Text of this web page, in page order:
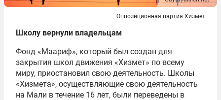
Оппозиционная партия Хизмет
Школу вернули владельцам
Фонд «Маариф», который был создан для
закрытия школ движения «Хизмет» по всему
миру, приостановил свою деятельность. Школы
«Хизмета», осуществляющие свою деятельность
на Мали в течение 16 лет, были переведены в